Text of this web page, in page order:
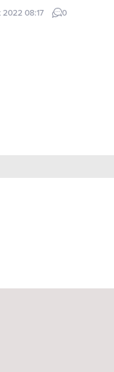
Boğazına düğümlenen
biten sözler
2022 08:17 0